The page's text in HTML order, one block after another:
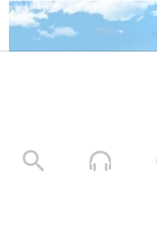
عبدالله صالح جوين (أبو خليل)